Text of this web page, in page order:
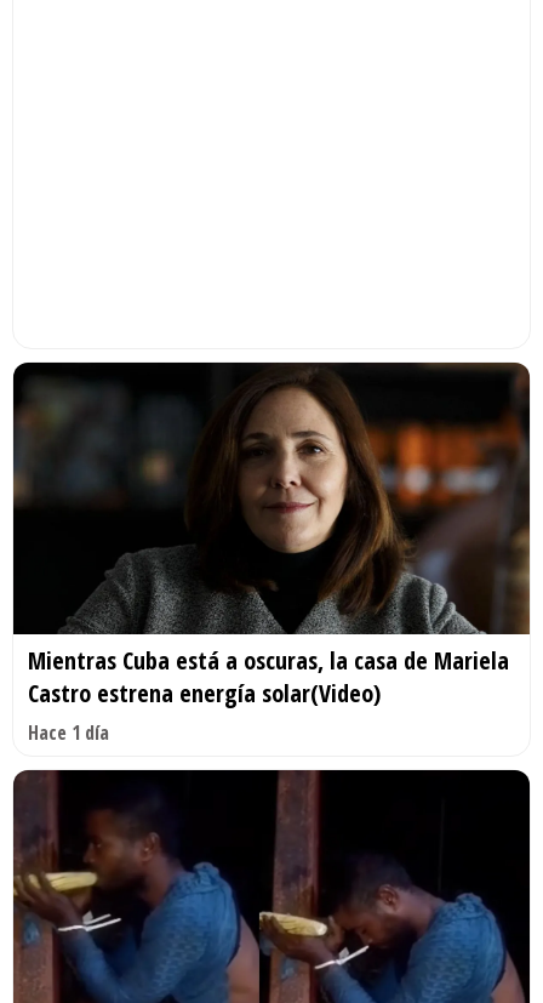
Mientras Cuba está a oscuras, la casa de Mariela
Castro estrena energía solar(Video)
Hace 1 día